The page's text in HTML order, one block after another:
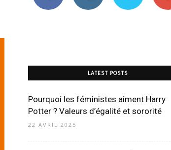
LATEST POSTS
Pourquoi les féministes aiment Harry
Potter ? Valeurs d’égalité et sororité
22 AVRIL 2025